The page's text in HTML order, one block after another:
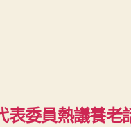
表委員熱議養老